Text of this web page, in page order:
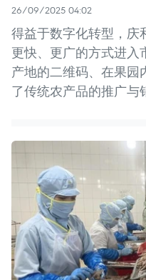
26/09/2025 04:02
得益于数字化转型，庆
更快、更广的方式进入
产地的二维码、在果园
了传统农产品的推广与